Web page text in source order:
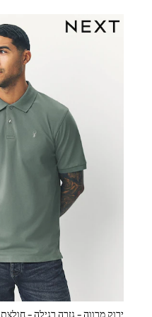
Now: Baggy Jeans
The White Edit
Wide Leg Trousers
Holiday Shop
THE SET
Shop All Clothing
& Sleepsuits
Bodysuits & Vests
Coats & Jackets
Hoodies
Jeans
Joggers
& Knitwear
Loungewear
& Pyjamas
Pants & Chinos
Polo Shirts
Schoolwear
Sets & Outfits
Shirts
Shorts